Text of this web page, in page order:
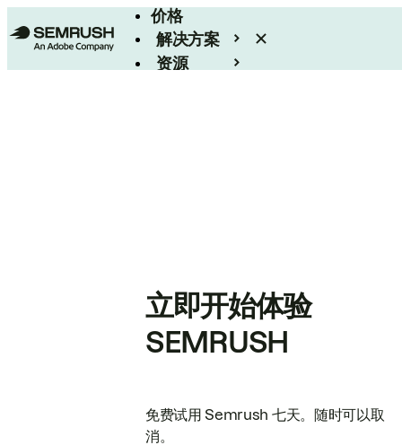
价格
解决方案
资源
立即开始体验
SEMRUSH
免费试用 Semrush 七天。随时可以取
消。